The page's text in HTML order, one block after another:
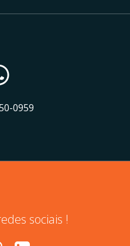
0959
sociais !